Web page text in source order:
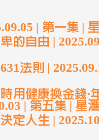
| 第一集 |
的自由 |
法則 |
用健康換金錢·
| 第五集 | 星
定人生 |